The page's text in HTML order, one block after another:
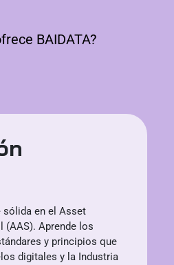
BAIDATA?
sólida en el Asset
(AAS). Aprende los
y principios que
digitales y la Industria